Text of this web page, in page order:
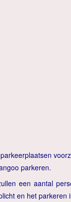
parkeren.
een aantal
en het parkeren